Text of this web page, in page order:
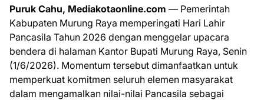
Puruk Cahu, Mediakotaonline.com — Pemerintah
Kabupaten Murung Raya memperingati Hari Lahir
Pancasila Tahun 2026 dengan menggelar upacara
bendera di halaman Kantor Bupati Murung Raya, Senin
(1/6/2026). Momentum tersebut dimanfaatkan untuk
memperkuat komitmen seluruh elemen masyarakat
dalam mengamalkan nilai-nilai Pancasila sebagai